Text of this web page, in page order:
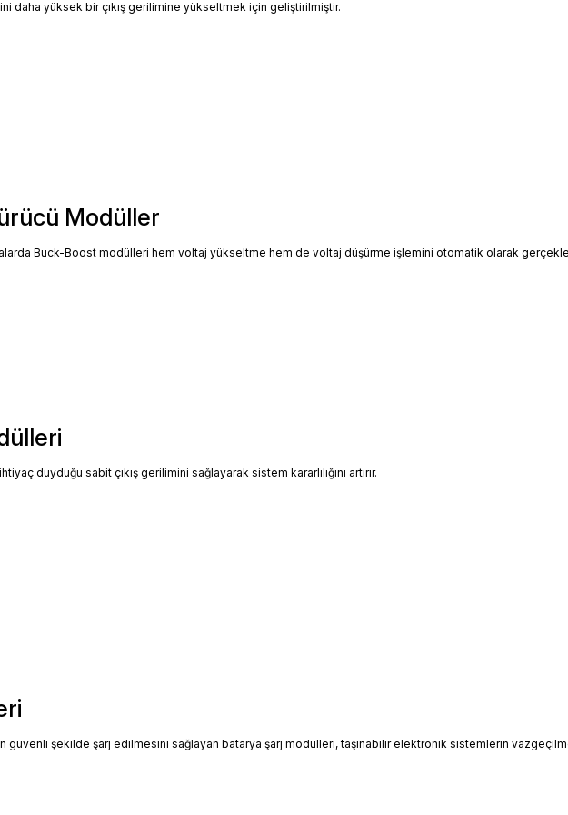
daha yüksek bir çıkış gerilimine yükseltmek için geliştirilmiştir.
Modüller
Buck-Boost modülleri hem voltaj yükseltme hem de voltaj düşürme işlemini otomatik olarak
duyduğu sabit çıkış gerilimini sağlayarak sistem kararlılığını artırır.
güvenli şekilde şarj edilmesini sağlayan batarya şarj modülleri, taşınabilir elektronik sistemlerin